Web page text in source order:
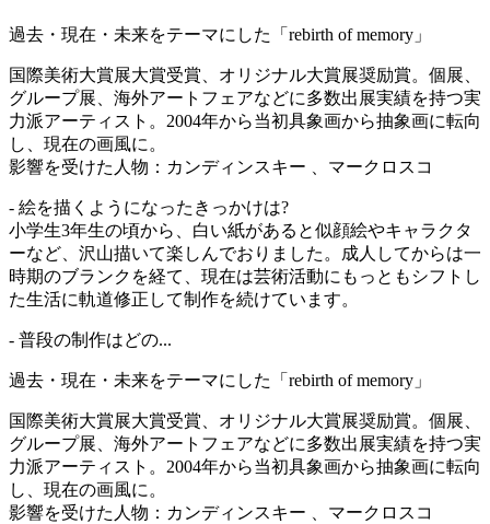
過去・現在・未来をテーマにした「rebirth of memory」
国際美術大賞展大賞受賞、オリジナル大賞展奨励賞。個展、
グループ展、海外アートフェアなどに多数出展実績を持つ実
力派アーティスト。2004年から当初具象画から抽象画に転向
し、現在の画風に。
影響を受けた人物：カンディンスキー 、マークロスコ
- 絵を描くようになったきっかけは?
小学生3年生の頃から、白い紙があると似顔絵やキャラクタ
ーなど、沢山描いて楽しんでおりました。成人してからは一
時期のブランクを経て、現在は芸術活動にもっともシフトし
た生活に軌道修正して制作を続けています。
- 普段の制作はどの...
過去・現在・未来をテーマにした「rebirth of memory」
国際美術大賞展大賞受賞、オリジナル大賞展奨励賞。個展、
グループ展、海外アートフェアなどに多数出展実績を持つ実
力派アーティスト。2004年から当初具象画から抽象画に転向
し、現在の画風に。
影響を受けた人物：カンディンスキー 、マークロスコ